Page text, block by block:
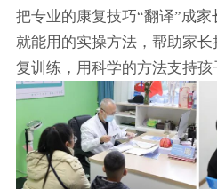
把专业的康复技巧“翻译”成
就能用的实操方法，帮助家
复训练，用科学的方法支持孩